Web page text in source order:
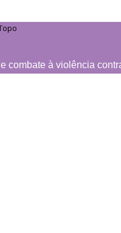
combate à violência